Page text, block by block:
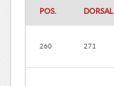
POS. DORSAL
260 271